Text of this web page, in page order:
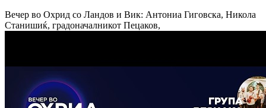
Вечер во Охрид со Ландов и Вик: Антониа Гиговска, Никола
Станишиќ, градоначалникот Пецаков,